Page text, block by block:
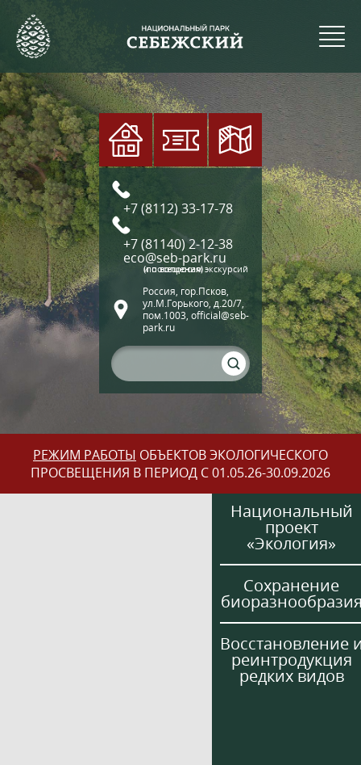
+7 (8112) 33-17-78
+7 (81140) 2-12-38
eco@seb-park.ru
(по вопросам экскурсий и посещения)
Россия, гор.Псков,
ул.М.Горького, д.20/7,
пом.1003, official@seb-
park.ru
РЕЖИМ РАБОТЫ ОБЪЕКТОВ ЭКОЛОГИЧЕСКОГО
ПРОСВЕЩЕНИЯ В ПЕРИОД С 01.05.26-30.09.2026
Национальный
проект
«Экология»
Сохранение
Восстановление
реинтродукция
редких видов